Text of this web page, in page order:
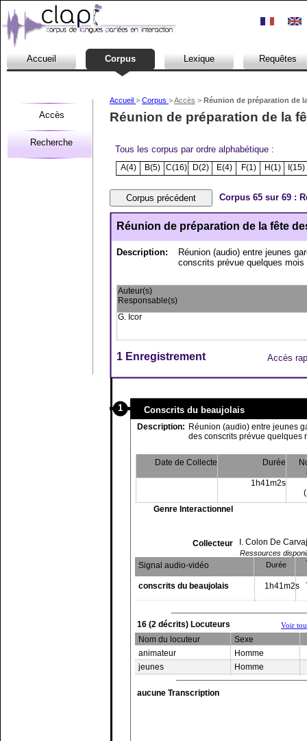
Accueil Corpus Lexique Requêtes
Accès
Recherche
Description:
Réunion (audio) entre jeunes
conscrits prévue quelques
Auteur(s)
Responsable(s)
G. Icor
1 Enregistrement
Tous les corpus par ordre alphabétique :
A(4) B(5) C(16) D(2) E(4) F(1) H(1) I(15)
Corpus 65 sur 69 :
Accès
Description: Réunion (audio) entre jeunes
des conscrits prévue quelques
Date de Collecte Durée
1h41m2s
Genre Interactionnel
16 (2 décrits) Locuteurs
Nom du locuteur
Sexe
animateur
Homme
jeunes
Homme
aucune Transcription
Ressources
Signal audio-vidéo Durée
conscrits du beaujolais 1h41m2s
Voir
Conscrits du beaujolais
Collecteur I. Colon De
1
Réunion de préparation de la
Accueil > Corpus >Accès > Réunion de préparation de
Réunion de préparation de la fête